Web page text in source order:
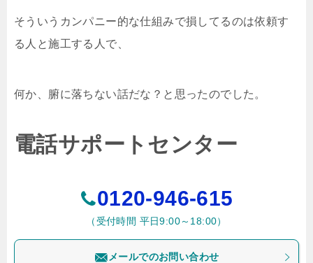
そういうカンパニー的な仕組みで損してるのは依頼す
る人と施工する人で、
何か、腑に落ちない話だな？と思ったのでした。
電話サポートセンター
0120-946-615
（受付時間 平日9:00～18:00）
メールでのお問い合わせ